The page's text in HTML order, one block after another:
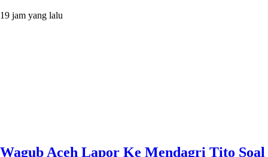
19 jam yang lalu
Wagub Aceh Lapor Ke Mendagri Tito Soal